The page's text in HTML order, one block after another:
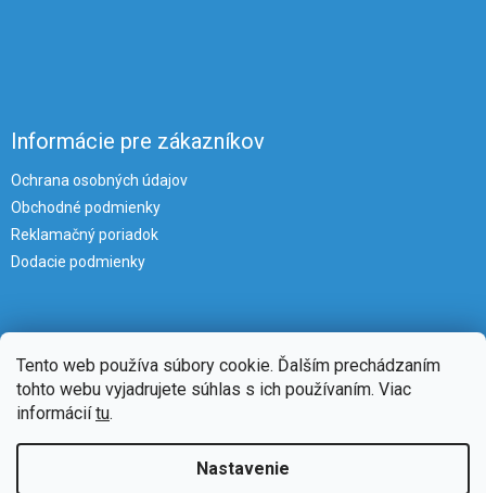
Tento web používa súbory cookie. Ďalším prechádzaním
tohto webu vyjadrujete súhlas s ich používaním. Viac
informáciítu.
Nastavenie
Informácie pre zákazníkov
Ochrana osobných údajov
Obchodné podmienky
Reklamačný poriadok
Dodacie podmienky